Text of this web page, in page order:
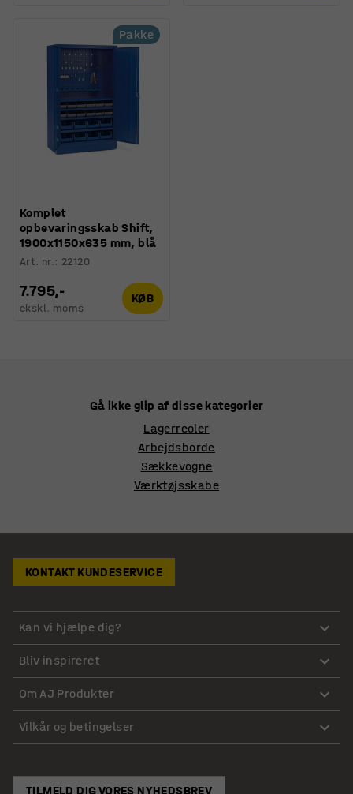
Pakke
Komplet
opbevaringsskab Shift,
1900x1150x635 mm, blå
Art. nr.: 22120
7.795,-
ekskl. moms
KØB
Gå ikke glip af disse kategorier
Lagerreoler
Arbejdsborde
Sækkevogne
Værktøjsskabe
KONTAKT KUNDESERVICE
Kan vi hjælpe dig?
Bliv inspireret
Om AJ Produkter
Vilkår og betingelser
TILMELD DIG VORES NYHEDSBREV